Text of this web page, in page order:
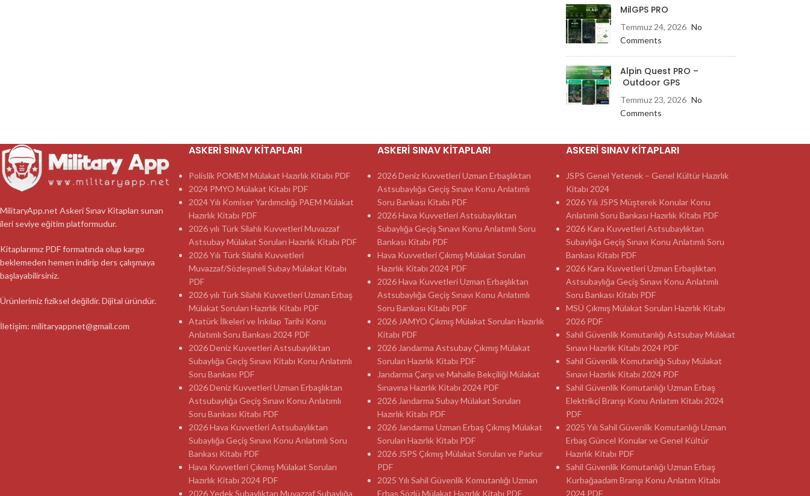
MilGPS PRO
Temmuz 24, 2026 No
Comments
Alpin Quest PRO –
Outdoor GPS
Temmuz 23, 2026 No
Comments
MilitaryApp.net Askeri Sınav Kitapları sunan
ileri seviye eğitim platformudur.
Kitaplarımız PDF formatında olup kargo
beklemeden hemen indirip ders çalışmaya
başlayabilirsiniz.
Ürünlerimiz fiziksel değildir. Dijital üründür.
İletişim: militaryappnet@gmail.com
ASKERI SINAV KITAPLARI
Polislik POMEM Mülakat Hazırlık Kitabı PDF
2024 PMYO Mülakat Kitabı PDF
2024 Yılı Komiser Yardımcılığı PAEM Mülakat
Hazırlık Kitabı PDF
2026 yılı Türk Silahlı Kuvvetleri Muvazzaf
Astsubay Mülakat Soruları Hazırlık Kitabı PDF
2026 Yılı Türk Silahlı Kuvvetleri
Muvazzaf/Sözleşmeli Subay Mülakat Kitabı
PDF
2026 yılı Türk Silahlı Kuvvetleri Uzman Erbaş
Mülakat Soruları Hazırlık Kitabı PDF
Atatürk İlkeleri ve İnkılap Tarihi Konu
Anlatımlı Soru Bankası 2024 PDF
2026 Deniz Kuvvetleri Astsubaylıktan
Subaylığa Geçiş Sınavı Kitabı Konu Anlatımlı
Soru Bankası PDF
2026 Deniz Kuvvetleri Uzman Erbaşlıktan
Astsubaylığa Geçiş Sınavı Konu Anlatımlı
Soru Bankası Kitabı PDF
2026 Hava Kuvvetleri Astsubaylıktan
Subaylığa Geçiş Sınavı Konu Anlatımlı Soru
Bankası Kitabı PDF
Hava Kuvvetleri Çıkmış Mülakat Soruları
Hazırlık Kitabı 2024 PDF
2026 Yedek Subaylıktan Muvazzaf Subaylığa
ASKERI SINAV KITAPLARI
2026 Deniz Kuvvetleri Uzman Erbaşlıktan
Astsubaylığa Geçiş Sınavı Konu Anlatımlı
Soru Bankası Kitabı PDF
2026 Hava Kuvvetleri Astsubaylıktan
Subaylığa Geçiş Sınavı Konu Anlatımlı Soru
Bankası Kitabı PDF
Hava Kuvvetleri Çıkmış Mülakat Soruları
Hazırlık Kitabı 2024 PDF
2026 Hava Kuvvetleri Uzman Erbaşlıktan
Astsubaylığa Geçiş Sınavı Konu Anlatımlı
Soru Bankası Kitabı PDF
2026 JAMYO Çıkmış Mülakat Soruları Hazırlık
Kitabı PDF
2026 Jandarma Astsubay Çıkmış Mülakat
Soruları Hazırlık Kitabı PDF
Jandarma Çarşı ve Mahalle Bekçiliği Mülakat
Sınavına Hazırlık Kitabı 2024 PDF
2026 Jandarma Subay Mülakat Soruları
Hazırlık Kitabı PDF
2026 Jandarma Uzman Erbaş Çıkmış Mülakat
Soruları Hazırlık Kitabı PDF
2026 JSPS Çıkmış Mülakat Soruları ve Parkur
PDF
2025 Yılı Sahil Güvenlik Komutanlığı Uzman
Erbaş Sözlü Mülakat Hazırlık Kitabı PDF
ASKERI SINAV KITAPLARI
JSPS Genel Yetenek – Genel Kültür Hazırlık
Kitabı 2024
2026 Yılı JSPS Müşterek Konular Konu
Anlatımlı Soru Bankası Hazırlık Kitabı PDF
2026 Kara Kuvvetleri Astsubaylıktan
Subaylığa Geçiş Sınavı Konu Anlatımlı Soru
Bankası Kitabı PDF
2026 Kara Kuvvetleri Uzman Erbaşlıktan
Astsubaylığa Geçiş Sınavı Konu Anlatımlı
Soru Bankası Kitabı PDF
MSÜ Çıkmış Mülakat Soruları Hazırlık Kitabı
2026 PDF
Sahil Güvenlik Komutanlığı Astsubay Mülakat
Sınavı Hazırlık Kitabı 2024 PDF
Sahil Güvenlik Komutanlığı Subay Mülakat
Sınavı Hazırlık Kitabı 2024 PDF
Sahil Güvenlik Komutanlığı Uzman Erbaş
Elektrikçi Branşı Konu Anlatım Kitabı 2024
PDF
2025 Yılı Sahil Güvenlik Komutanlığı Uzman
Erbaş Güncel Konular ve Genel Kültür
Hazırlık Kitabı PDF
Sahil Güvenlik Komutanlığı Uzman Erbaş
Kurbağaadam Branşı Konu Anlatım Kitabı
2024 PDF